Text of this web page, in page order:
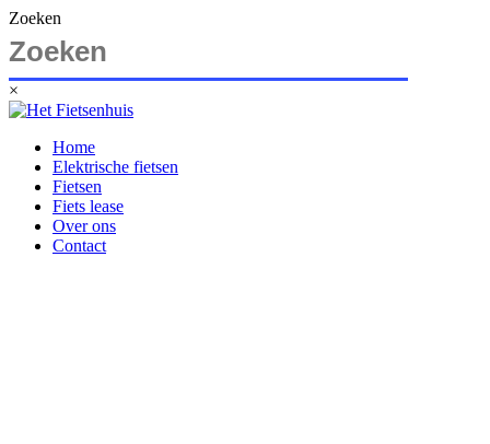
Zoeken
×
Home
Elektrische fietsen
Fietsen
Fiets lease
Over ons
Contact